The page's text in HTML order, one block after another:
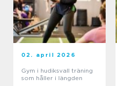
02. april 2026
Gym i hudiksvall träning
som håller i längden